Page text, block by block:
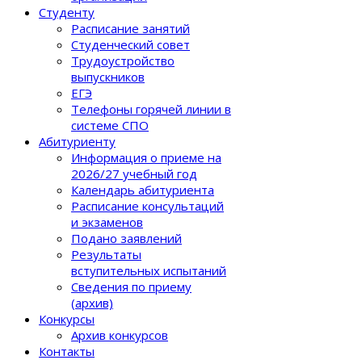
Студенту
Расписание занятий
Студенческий совет
Трудоустройство
выпускников
ЕГЭ
Телефоны горячей линии в
системе СПО
Абитуриенту
Информация о приеме на
2026/27 учебный год
Календарь абитуриента
Расписание консультаций
и экзаменов
Подано заявлений
Результаты
вступительных испытаний
Сведения по приему
(архив)
Конкурсы
Архив конкурсов
Контакты